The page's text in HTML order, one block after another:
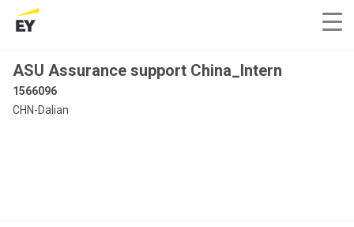
ASU Assurance support China_Intern
1566096
CHN-Dalian